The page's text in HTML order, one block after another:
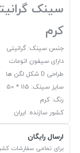
کرم
جنس سینک: گرانیتی
دارای سیفون اتومات
طراحی D شکل لگن ها
سایز سینک: 115 * 50
رنگ: کرم
کشور سازنده: ایران
ارسال رایگان
برای تمامی سفارشات